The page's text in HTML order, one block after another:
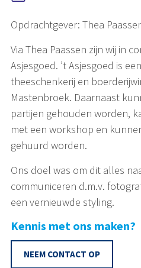
Opdrachtgever: Thea
Via Thea Paassen zijn wij in
Asjesgoed. ’t Asjesgoed is
theeschenkerij en
Mastenbroek. Daarnaast
partijen gehouden worden,
met een workshop en
gehuurd worden.
Ons doel was om dit alles
communiceren d.m.v.
een vernieuwde styling.
Kennis met ons maken?
NEEM CONTACT OP